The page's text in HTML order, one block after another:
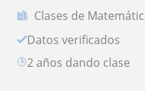
Clases de
Datos verificados
2 años dando clase